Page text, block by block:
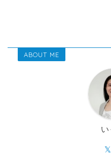
ABOUT ME
い